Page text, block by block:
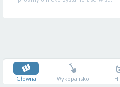
Główna Wykopalisko